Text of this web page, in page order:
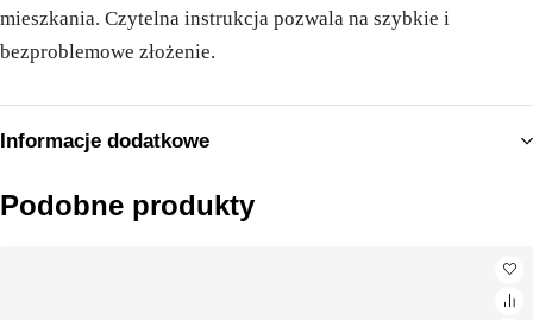
mieszkania. Czytelna instrukcja pozwala na szybkie i
bezproblemowe złożenie.
Informacje dodatkowe
Podobne produkty